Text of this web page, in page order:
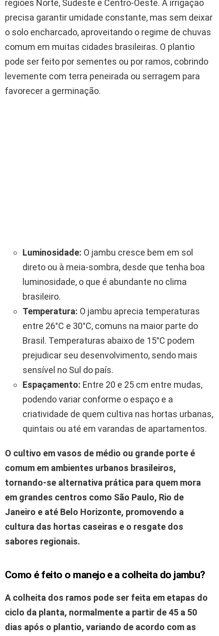
regiões Norte, Sudeste e Centro-Oeste. A irrigação
precisa garantir umidade constante, mas sem deixar
o solo encharcado, aproveitando o regime de chuvas
comum em muitas cidades brasileiras. O plantio
pode ser feito por sementes ou por ramos, cobrindo
levemente com terra peneirada ou serragem para
favorecer a germinação.
Luminosidade: O jambu cresce bem em sol
direto ou à meia-sombra, desde que tenha boa
luminosidade, o que é abundante no clima
brasileiro.
Temperatura: O jambu aprecia temperaturas
entre 26°C e 30°C, comuns na maior parte do
Brasil. Temperaturas abaixo de 15°C podem
prejudicar seu desenvolvimento, sendo mais
sensível no Sul do país.
Espaçamento: Entre 20 e 25 cm entre mudas,
podendo variar conforme o espaço e a
criatividade de quem cultiva nas hortas urbanas,
quintais ou até em varandas de apartamentos.
O cultivo em vasos de médio ou grande porte é
comum em ambientes urbanos brasileiros,
tornando-se alternativa prática para quem mora
em grandes centros como São Paulo, Rio de
Janeiro e até Belo Horizonte, promovendo a
cultura das hortas caseiras e o resgate dos
sabores regionais.
Como é feito o manejo e a colheita do jambu?
A colheita dos ramos pode ser feita em etapas do
ciclo da planta, normalmente a partir de 45 a 50
dias após o plantio, variando de acordo com as